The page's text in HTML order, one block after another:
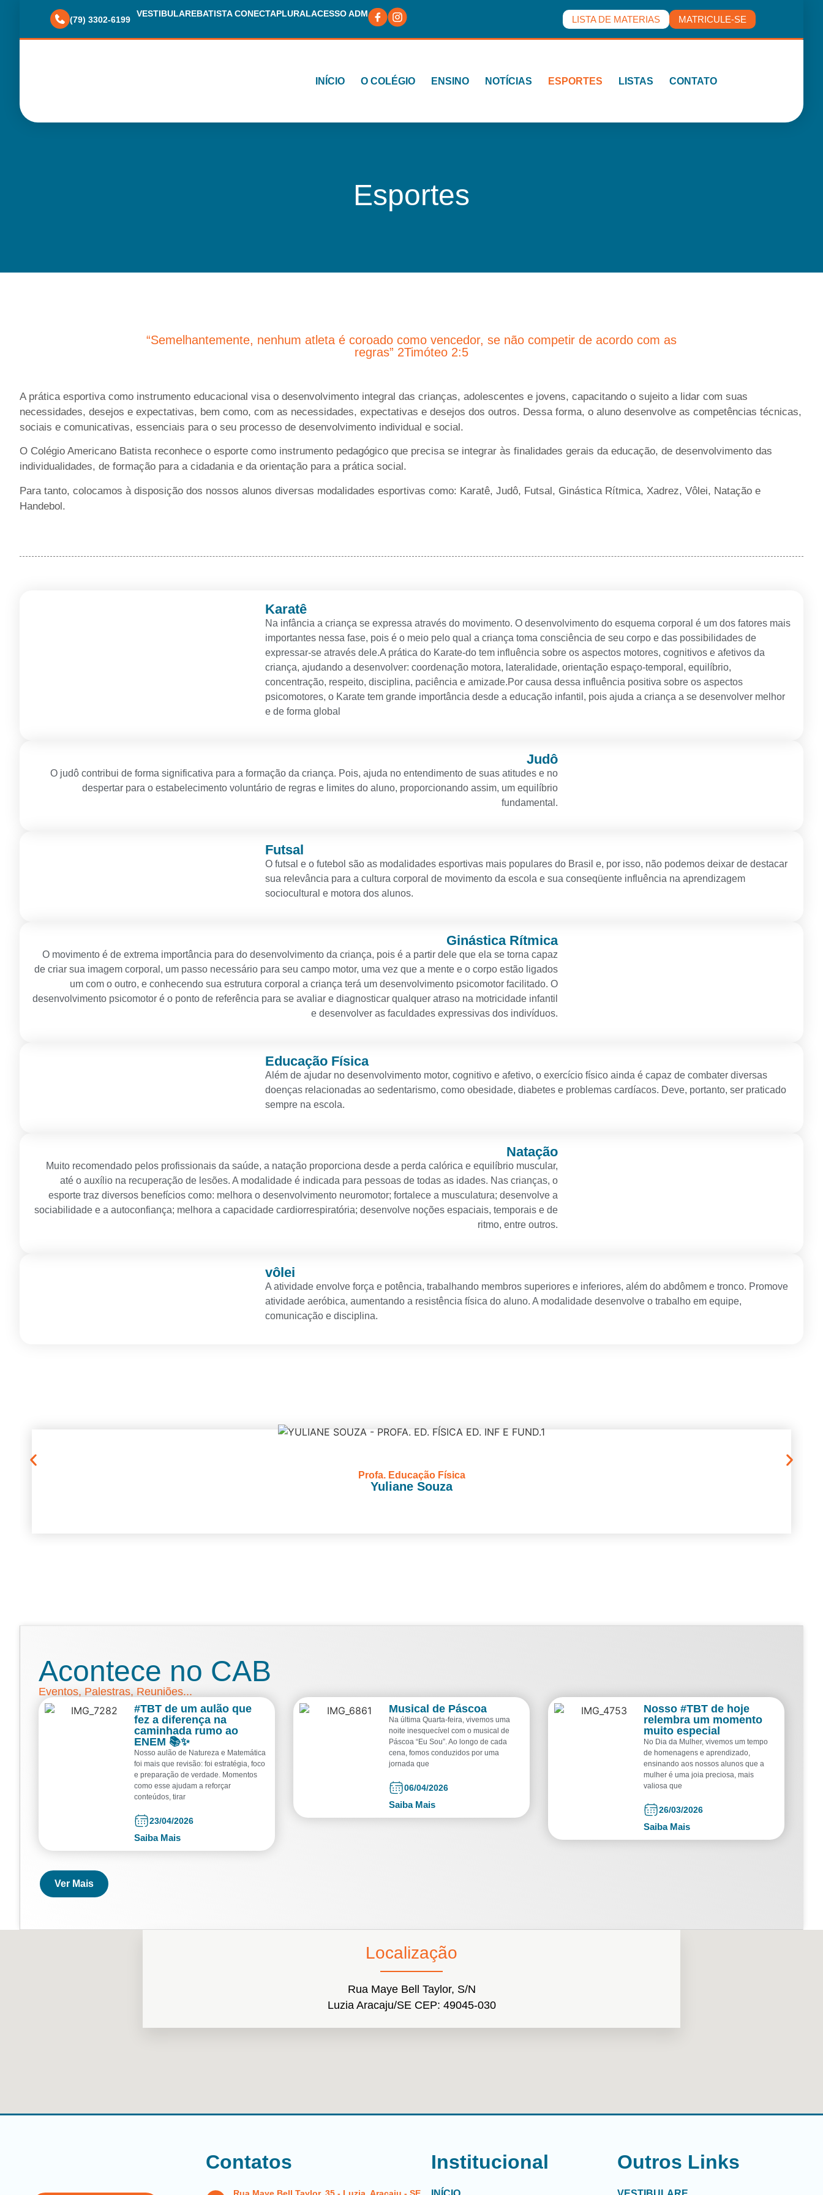
(79) 3302-6199
VESTIBULAREBATISTA CONECTAPLURALACESSO ADM
LISTA DE MATERIAS MATRICULE-SE
INÍCIO O COLÉGIO ENSINO NOTÍCIAS ESPORTES LISTAS CONTATO
Esportes
“Semelhantemente, nenhum atleta é coroado como vencedor, se não competir de acordo com as
regras” 2Timóteo 2:5
A prática esportiva como instrumento educacional visa o desenvolvimento integral das crianças, adolescentes e jovens, capacitando o sujeito a lidar com suas
necessidades, desejos e expectativas, bem como, com as necessidades, expectativas e desejos dos outros. Dessa forma, o aluno desenvolve as competências técnicas,
sociais e comunicativas, essenciais para o seu processo de desenvolvimento individual e social.
O Colégio Americano Batista reconhece o esporte como instrumento pedagógico que precisa se integrar às finalidades gerais da educação, de desenvolvimento das
individualidades, de formação para a cidadania e da orientação para a prática social.
Para tanto, colocamos à disposição dos nossos alunos diversas modalidades esportivas como: Karatê, Judô, Futsal, Ginástica Rítmica, Xadrez, Vôlei, Natação e
Handebol.
Karatê
Na infância a criança se expressa através do movimento. O desenvolvimento do esquema corporal é um dos fatores mais
importantes nessa fase, pois é o meio pelo qual a criança toma consciência de seu corpo e das possibilidades de
expressar-se através dele.A prática do Karate-do tem influência sobre os aspectos motores, cognitivos e afetivos da
criança, ajudando a desenvolver: coordenação motora, lateralidade, orientação espaço-temporal, equilíbrio,
concentração, respeito, disciplina, paciência e amizade.Por causa dessa influência positiva sobre os aspectos
psicomotores, o Karate tem grande importância desde a educação infantil, pois ajuda a criança a se desenvolver melhor
e de forma global
Judô
O judô contribui de forma significativa para a formação da criança. Pois, ajuda no entendimento de suas atitudes e no
despertar para o estabelecimento voluntário de regras e limites do aluno, proporcionando assim, um equilíbrio
fundamental.
Futsal
O futsal e o futebol são as modalidades esportivas mais populares do Brasil e, por isso, não podemos deixar de destacar
sua relevância para a cultura corporal de movimento da escola e sua conseqüente influência na aprendizagem
sociocultural e motora dos alunos.
Ginástica Rítmica
O movimento é de extrema importância para do desenvolvimento da criança, pois é a partir dele que ela se torna capaz
de criar sua imagem corporal, um passo necessário para seu campo motor, uma vez que a mente e o corpo estão ligados
um com o outro, e conhecendo sua estrutura corporal a criança terá um desenvolvimento psicomotor facilitado. O
desenvolvimento psicomotor é o ponto de referência para se avaliar e diagnosticar qualquer atraso na motricidade infantil
e desenvolver as faculdades expressivas dos indivíduos.
Educação Física
Além de ajudar no desenvolvimento motor, cognitivo e afetivo, o exercício físico ainda é capaz de combater diversas
doenças relacionadas ao sedentarismo, como obesidade, diabetes e problemas cardíacos. Deve, portanto, ser praticado
sempre na escola.
Natação
Muito recomendado pelos profissionais da saúde, a natação proporciona desde a perda calórica e equilíbrio muscular,
até o auxílio na recuperação de lesões. A modalidade é indicada para pessoas de todas as idades. Nas crianças, o
esporte traz diversos benefícios como: melhora o desenvolvimento neuromotor; fortalece a musculatura; desenvolve a
sociabilidade e a autoconfiança; melhora a capacidade cardiorrespiratória; desenvolve noções espaciais, temporais e de
ritmo, entre outros.
vôlei
A atividade envolve força e potência, trabalhando membros superiores e inferiores, além do abdômem e tronco. Promove
atividade aeróbica, aumentando a resistência física do aluno. A modalidade desenvolve o trabalho em equipe,
comunicação e disciplina.
Profa. Educação Física
Yuliane Souza
Acontece no CAB
Eventos, Palestras, Reuniões...
#TBT de um aulão que
fez a diferença na
caminhada rumo ao
ENEM 📚✨
Nosso aulão de Natureza e Matemática
foi mais que revisão: foi estratégia, foco
e preparação de verdade. Momentos
como esse ajudam a reforçar
conteúdos, tirar
23/04/2026
Saiba Mais
Musical de Páscoa
Na última Quarta-feira, vivemos uma
noite inesquecível com o musical de
Páscoa “Eu Sou”. Ao longo de cada
cena, fomos conduzidos por uma
jornada que
06/04/2026
Saiba Mais
Nosso #TBT de hoje
relembra um momento
muito especial
No Dia da Mulher, vivemos um tempo
de homenagens e aprendizado,
ensinando aos nossos alunos que a
mulher é uma joia preciosa, mais
valiosa que
26/03/2026
Saiba Mais
Ver Mais
Localização
Rua Maye Bell Taylor, S/N
Luzia Aracaju/SE CEP: 49045-030
Contatos Institucional Outros Links